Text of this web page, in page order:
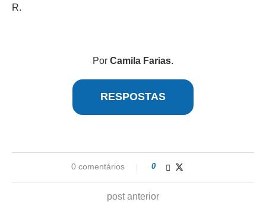
R.
Por Camila Farias.
RESPOSTAS
0 comentários 0
post anterior